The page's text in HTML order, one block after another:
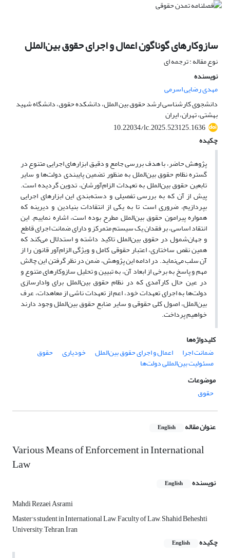
سازوکارهای گوناگون اعمال و اجرای حقوق بین‌الملل
نوع مقاله : ترجمه ای
نویسنده
مهدی رضایی اسرمی
دانشجوی کارشناسی ارشد حقوق بین الملل، دانشکده حقوق، دانشگاه شهید
بهشتی، تهران، ایران
10.22034/lc.2025.523125.1636
چکیده
پژوهش حاضر، با هدف بررسی جامع و دقیق ابزارهای اجرایی متنوع در
گستره نظام حقوق بین‌الملل به منظور تضمین پایبندی دولت‌ها و سایر
تابعین حقوق بین‌الملل به تعهدات الزام‌آورشان، تدوین گردیده است.
پیش از آن که به بررسی تفصیلی و دسته‌بندی این ابزارهای اجرایی
بپردازیم، ضروری است تا به یکی از انتقادات بنیادین و دیرینه که
همواره پیرامون حقوق بین‌الملل مطرح بوده است، اشاره نماییم. این
انتقاد اساسی، بر فقدان یک سیستم متمرکز و دارای ضمانت اجرای قاطع
و جهان‌شمول در حقوق بین‌الملل تاکید داشته و استدلال می‌کند که
همین نقص ساختاری، اعتبار حقوقی کامل و ویژگی الزام‌آور قانون را از
آن سلب می‌نماید. در ادامه این پژوهش، ضمن در نظر گرفتن این چالش
مهم و پاسخ به برخی از ابعاد آن، به تبیین و تحلیل سازوکارهای متنوع و
در عین حال کارآمدی که در نظام حقوق بین‌الملل برای وادارسازی
دولت‌ها به اجرای تعهدات خود، اعم از تعهدات ناشی از معاهدات، عرف
بین‌الملل، اصول کلی حقوقی و سایر منابع حقوق بین‌الملل وجود دارند
خواهیم پرداخت.
کلیدواژه‌ها
ضمانت اجرا
اعمال و اجرای حقوق بین‌الملل خودیاری حقوق
مسئولیت بین‌المللی دولت‌ها
موضوعات
حقوق
عنوان مقاله English
Various Means of Enforcement in International
Law
نویسنده English
Mahdi Rezaei Asrami
Master's student in International Law, Faculty of Law, Shahid Beheshti
University, Tehran, Iran
چکیده
English